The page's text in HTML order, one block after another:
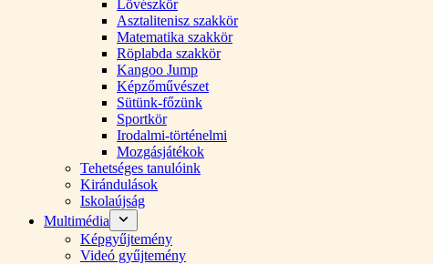
Lövészkör
Asztalitenisz szakkör
Matematika szakkör
Röplabda szakkör
Kangoo Jump
Képzőművészet
Sütünk-főzünk
Sportkör
Irodalmi-történelmi
Mozgásjátékok
Tehetséges tanulóink
Kirándulások
Iskolaújság
Multimédia
Képgyűjtemény
Videó gyűjtemény